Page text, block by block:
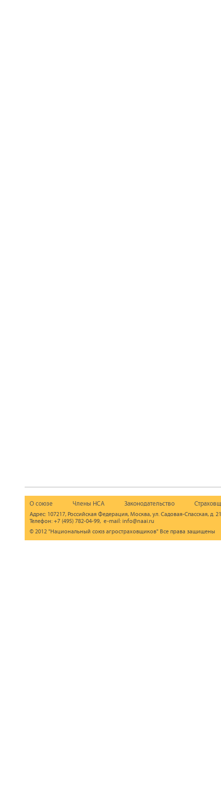
О союзе Члены НСА Законодательство
Адрес: 107217, Российская Федерация, Москва, ул. Садовая-Спасская, д.
Телефон: +7 (495) 782-04-99, e-mail: info@naai.ru
© 2012 "Национальный союз агростраховщиков" Все права защищены